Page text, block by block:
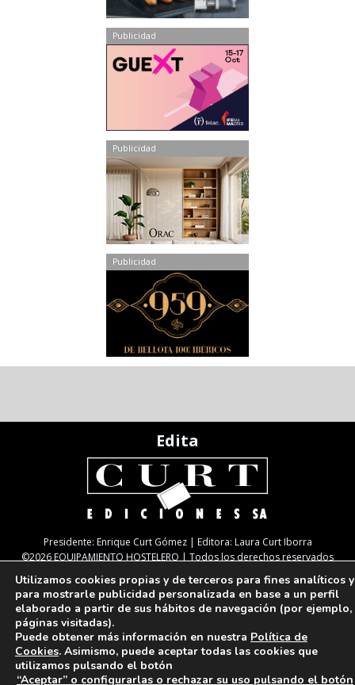
Publicidad
Publicidad
Publicidad
Edita
Presidente: Enrique Curt Gómez | Editora: Laura Curt Iborra
©2026 EQUIPAMIENTO HOSTELERO | Todos los derechos reservados
¡Vuelve La Guía!
Nota legal
Política de Cookies
Política de Privacidad
TARIFAS NEWSLETTER
SUSCRIPCIÓN
Paseo de Gracia, 63. 1º 2ª. 08008 Barcelona | 933 180 101| Fax 933 183 505
Utilizamos cookies propias y de terceros para fines analíticos y
para mostrarle publicidad personalizada en base a un perfil
elaborado a partir de sus hábitos de navegación (por ejemplo,
páginas visitadas).
Puede obtener más información en nuestra Política de
Cookies. Asimismo, puede aceptar todas las cookies que
utilizamos pulsando el botón
“Aceptar” o configurarlas o rechazar su uso pulsando el botón